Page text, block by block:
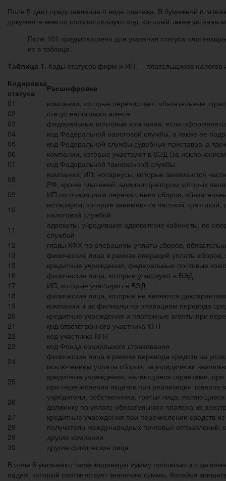
Поле 5 дает представление о виде платежа. В бумажной
документе вместо слов используют код, который также
Поле 101 предусмотрено для указания статуса
их в таблице:
Таблица 1. Коды статусов фирм и ИП — плательщиков налогов
Кодировка
статуса
Расшифровка
01
компании, которые перечисляют обязательные
02
статус налогового агента
03
федеральные почтовые компании, если
04
код Федеральной налоговой службы, а также ее
05
код Федеральной службы судебных приставов, а
06
компании, которые участвуют в ВЭД (за
07
код Федеральной таможенной службы
08
компании; ИП; нотариусы, которые занимаются
РФ, кроме платежей, администратором которых
09
ИП по операциям перечисления сборов,
10
нотариусы, которые занимаются частной
налоговой службой
11
адвокаты, учредившие адвокатские кабинеты, по
службой
12
главы КФХ по операциям уплаты сборов,
13
физические лица в рамках операций уплаты
15
кредитные учреждения, федеральные почтовые
16
физические лица, которые участвуют в ВЭД
17
ИП, которые участвуют в ВЭД
18
физические лица, которые не являются
19
компании и их филиалы по операциям перевода
20
кредитные учреждения и платежные агенты при
21
код ответственного участника КГН
22
код участника КГН
23
код Фонда социального страхования
24
физические лица в рамках перевода средств на
исключением уплаты сборов, за юридически
25
кредитные учреждения, являющиеся гарантами,
при перечислении акцизов при реализации товаров
26
учредители, собственники, третьи лица,
должнику по уплате обязательного платежа из
27
кредитные учреждения при перечислении средств
28
получатели международных почтовых отправлений,
29
другие компании
30
другие физические лица
В поле 6 указывают перечисляемую сумму прописью и с
падеж, который соответствует значению суммы. Копейки